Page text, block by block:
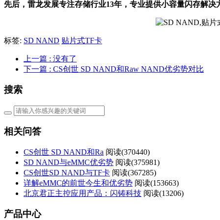
先后，雷龙发展专注存储行业13年，专业提供小容量闪存解决
标签: SD NAND 贴片式TF卡
上一篇 : 没有了
下一篇 : CS创世 SD NAND和Raw NAND优劣势对比
搜索
相关问答
CS创世 SD NAND和Ra 阅读(370440)
SD NAND与eMMC优劣势 阅读(375981)
CS创世SD NAND与TF卡 阅读(367285)
详解eMMC的前世今生和优劣势 阅读(153663)
北京君正主控应用产品：闪铸科技 阅读(13206)
产品中心